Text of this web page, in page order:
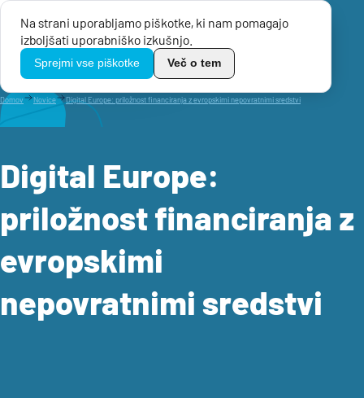
Na strani uporabljamo piškotke, ki nam pomagajo
izboljšati uporabniško izkušnjo.
Sprejmi vse piškotke Več o tem
TikoPro
Menu
Domov Novice Digital Europe: priložnost financiranja z evropskimi nepovratnimi sredstvi
Digital Europe:
priložnost financiranja z
evropskimi
nepovratnimi sredstvi